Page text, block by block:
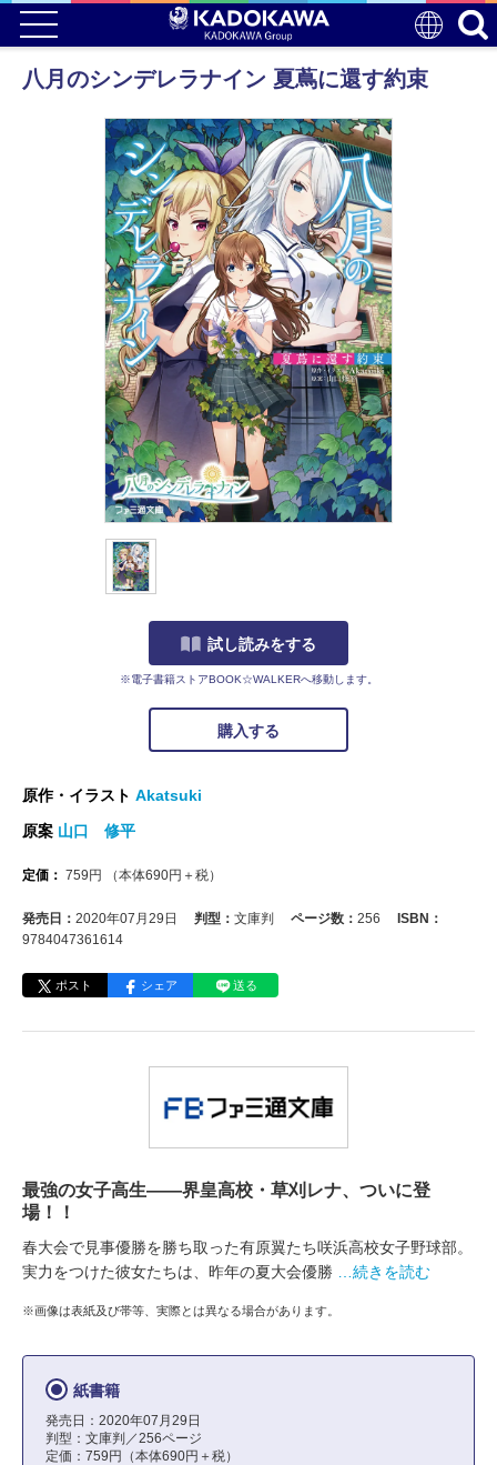
八月のシンデレラナイン 夏蔦に還す約束
試し読みをする
※電子書籍ストアBOOK☆WALKERへ移動します。
購入する
原作・イラスト Akatsuki
原案 山口 修平
定価： 759 円 （本体690円＋税）
発売日： 2020年07月29日 判型： 文庫判 ページ数： 256
ISBN：
9784047361614
ポスト シェア 送る
最強の女子高生――界皇高校・草刈レナ、ついに登
場！！
春大会で見事優勝を勝ち取った有原翼たち咲浜高校女子野球部。
実力をつけた彼女たちは、昨年の夏大会優勝
…続きを読む
※画像は表紙及び帯等、実際とは異なる場合があります。
紙書籍
発売日：2020年07月29日
判型：文庫判／256ページ
定価：759円（本体690円＋税）